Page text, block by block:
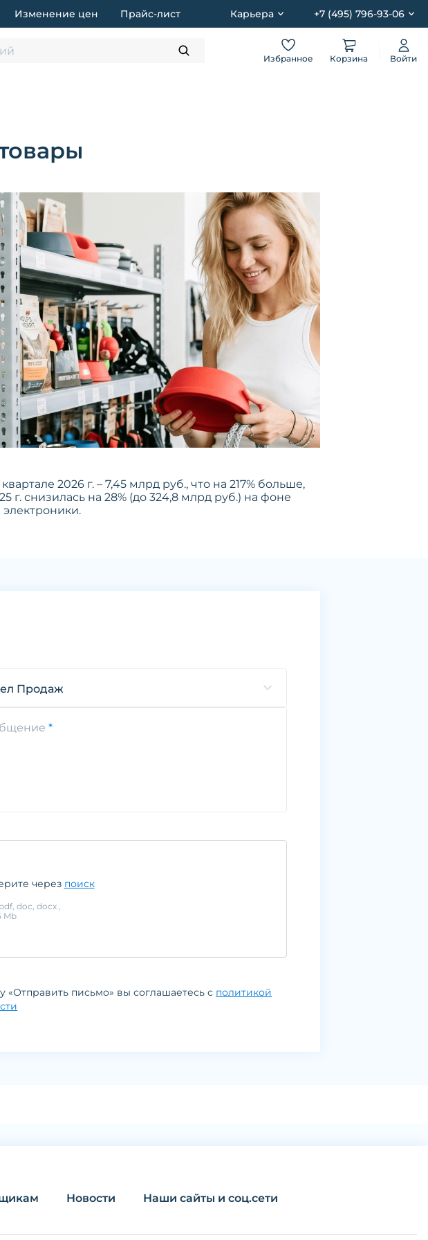
Изменение цен Прайс-лист Карьера +7 (495) 796-93-06
Избранное Корзина Войти
2026 г. – 7,45 млрд руб., что на 217% больше,
снизилась на 28% (до 324,8 млрд руб.) на фоне
Продаж
через поиск
pdf, doc, docx ,
Mb
«Отправить письмо» вы соглашаетесь с политикой
Новости Наши сайты и соц.сети